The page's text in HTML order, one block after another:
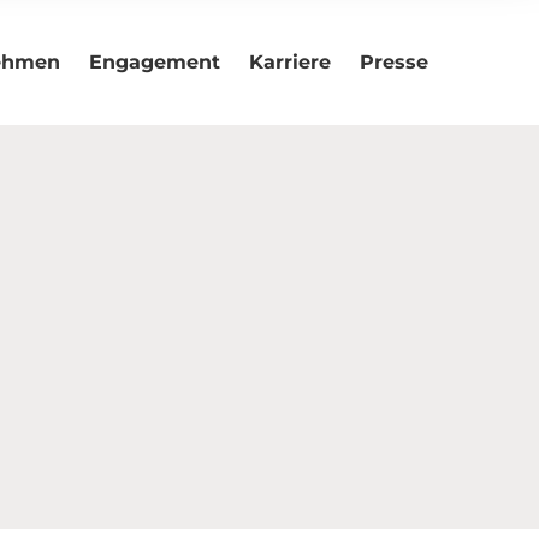
Engagement Karriere Presse